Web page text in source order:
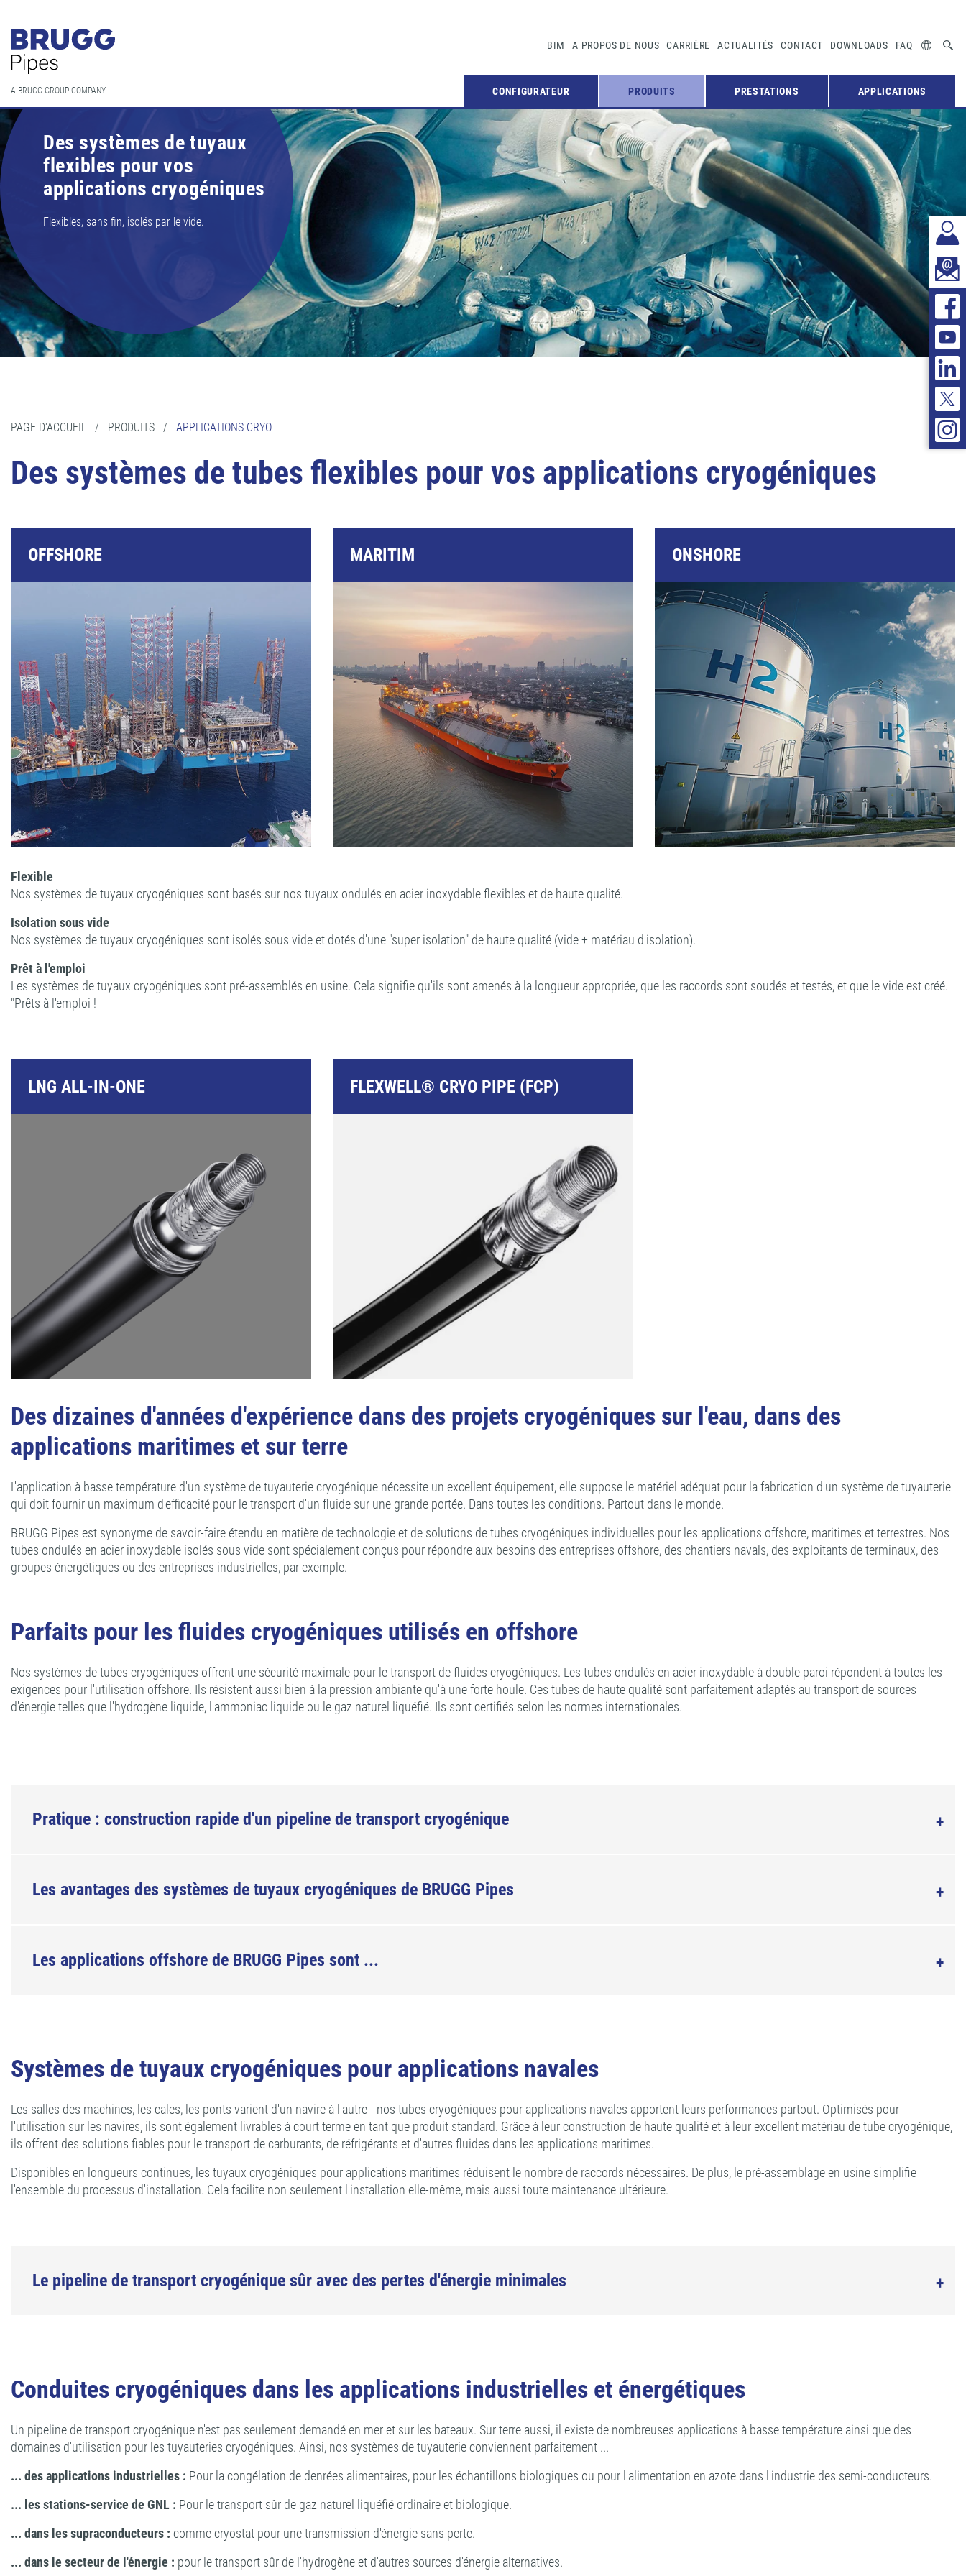
BIM A PROPOS DE NOUS CARRIÈRE ACTUALITÉS CONTACT DOWNLOADS FAQ
A BRUGG GROUP COMPANY CONFIGURATEUR PRODUITS PRESTATIONS APPLICATIONS
Des systèmes de tuyaux
flexibles pour vos
applications cryogéniques
Flexibles, sans fin, isolés par le vide.
PAGE D'ACCUEIL / PRODUITS / APPLICATIONS CRYO
Des systèmes de tubes flexibles pour vos applications cryogéniques
OFFSHORE MARITIM ONSHORE
Flexible
Nos systèmes de tuyaux cryogéniques sont basés sur nos tuyaux ondulés en acier inoxydable flexibles et de haute qualité.
Isolation sous vide
Nos systèmes de tuyaux cryogéniques sont isolés sous vide et dotés d'une "super isolation" de haute qualité (vide + matériau d'isolation).
Prêt à l'emploi
Les systèmes de tuyaux cryogéniques sont pré-assemblés en usine. Cela signifie qu'ils sont amenés à la longueur appropriée, que les raccords sont soudés et testés, et que le vide est créé.
"Prêts à l'emploi !
LNG ALL-IN-ONE FLEXWELL® CRYO PIPE (FCP)
Des dizaines d'années d'expérience dans des projets cryogéniques sur l'eau, dans des
applications maritimes et sur terre
L'application à basse température d'un système de tuyauterie cryogénique nécessite un excellent équipement, elle suppose le matériel adéquat pour la fabrication d'un système de tuyauterie
qui doit fournir un maximum d'efficacité pour le transport d'un fluide sur une grande portée. Dans toutes les conditions. Partout dans le monde.
BRUGG Pipes est synonyme de savoir-faire étendu en matière de technologie et de solutions de tubes cryogéniques individuelles pour les applications offshore, maritimes et terrestres. Nos
tubes ondulés en acier inoxydable isolés sous vide sont spécialement conçus pour répondre aux besoins des entreprises offshore, des chantiers navals, des exploitants de terminaux, des
groupes énergétiques ou des entreprises industrielles, par exemple.
Parfaits pour les fluides cryogéniques utilisés en offshore
Nos systèmes de tubes cryogéniques offrent une sécurité maximale pour le transport de fluides cryogéniques. Les tubes ondulés en acier inoxydable à double paroi répondent à toutes les
exigences pour l'utilisation offshore. Ils résistent aussi bien à la pression ambiante qu'à une forte houle. Ces tubes de haute qualité sont parfaitement adaptés au transport de sources
d'énergie telles que l'hydrogène liquide, l'ammoniac liquide ou le gaz naturel liquéfié. Ils sont certifiés selon les normes internationales.
Pratique : construction rapide d'un pipeline de transport cryogénique
Les avantages des systèmes de tuyaux cryogéniques de BRUGG Pipes
Les applications offshore de BRUGG Pipes sont ...
Systèmes de tuyaux cryogéniques pour applications navales
Les salles des machines, les cales, les ponts varient d'un navire à l'autre - nos tubes cryogéniques pour applications navales apportent leurs performances partout. Optimisés pour
l'utilisation sur les navires, ils sont également livrables à court terme en tant que produit standard. Grâce à leur construction de haute qualité et à leur excellent matériau de tube cryogénique,
ils offrent des solutions fiables pour le transport de carburants, de réfrigérants et d'autres fluides dans les applications maritimes.
Disponibles en longueurs continues, les tuyaux cryogéniques pour applications maritimes réduisent le nombre de raccords nécessaires. De plus, le pré-assemblage en usine simplifie
l'ensemble du processus d'installation. Cela facilite non seulement l'installation elle-même, mais aussi toute maintenance ultérieure.
Le pipeline de transport cryogénique sûr avec des pertes d'énergie minimales
Conduites cryogéniques dans les applications industrielles et énergétiques
Un pipeline de transport cryogénique n'est pas seulement demandé en mer et sur les bateaux. Sur terre aussi, il existe de nombreuses applications à basse température ainsi que des
domaines d'utilisation pour les tuyauteries cryogéniques. Ainsi, nos systèmes de tuyauterie conviennent parfaitement ...
... des applications industrielles : Pour la congélation de denrées alimentaires, pour les échantillons biologiques ou pour l'alimentation en azote dans l'industrie des semi-conducteurs.
... les stations-service de GNL : Pour le transport sûr de gaz naturel liquéfié ordinaire et biologique.
... dans les supraconducteurs : comme cryostat pour une transmission d'énergie sans perte.
... dans le secteur de l'énergie : pour le transport sûr de l'hydrogène et d'autres sources d'énergie alternatives.